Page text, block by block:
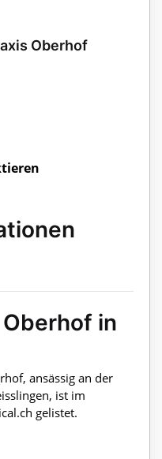
Oberhof
in
ansässig an der
ist im
gelistet.